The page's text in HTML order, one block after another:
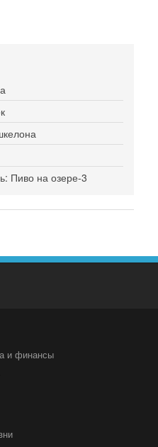
Пиво на озере-3
и финансы